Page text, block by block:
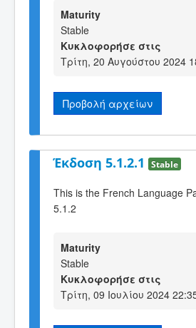
Maturity
Stable
Κυκλοφορήσε στις
Τρίτη, 20 Αυγούστου 2024
Προβολή αρχείων
Έκδοση 5.1.2.1 Stable
This is the French Language
5.1.2
Maturity
Stable
Κυκλοφορήσε στις
Τρίτη, 09 Ιουλίου 2024